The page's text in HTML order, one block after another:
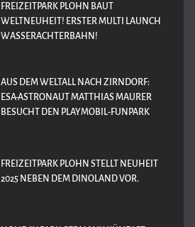
FREIZEITPARK PLOHN BAUT
WELTNEUHEIT! ERSTER MULTI LAUNCH
WASSERACHTERBAHN!
AUS DEM WELTALL NACH ZIRNDORF:
ESA-ASTRONAUT MATTHIAS MAURER
BESUCHT DEN PLAYMOBIL-FUNPARK
FREIZEITPARK PLOHN STELLT NEUHEIT
2025 NEBEN DEM DINOLAND VOR.